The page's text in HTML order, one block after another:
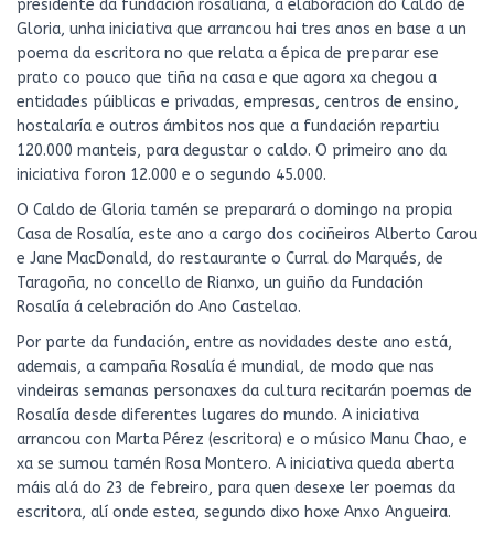
presidente da fundación rosaliana, a elaboración do Caldo de
Gloria, unha iniciativa que arrancou hai tres anos en base a un
poema da escritora no que relata a épica de preparar ese
prato co pouco que tiña na casa e que agora xa chegou a
entidades púiblicas e privadas, empresas, centros de ensino,
hostalaría e outros ámbitos nos que a fundación repartiu
120.000 manteis, para degustar o caldo. O primeiro ano da
iniciativa foron 12.000 e o segundo 45.000.
O Caldo de Gloria tamén se preparará o domingo na propia
Casa de Rosalía, este ano a cargo dos cociñeiros Alberto Carou
e Jane MacDonald, do restaurante o Curral do Marqués, de
Taragoña, no concello de Rianxo, un guiño da Fundación
Rosalía á celebración do Ano Castelao.
Por parte da fundación, entre as novidades deste ano está,
ademais, a campaña Rosalía é mundial, de modo que nas
vindeiras semanas personaxes da cultura recitarán poemas de
Rosalía desde diferentes lugares do mundo. A iniciativa
arrancou con Marta Pérez (escritora) e o músico Manu Chao, e
xa se sumou tamén Rosa Montero. A iniciativa queda aberta
máis alá do 23 de febreiro, para quen desexe ler poemas da
escritora, alí onde estea, segundo dixo hoxe Anxo Angueira.